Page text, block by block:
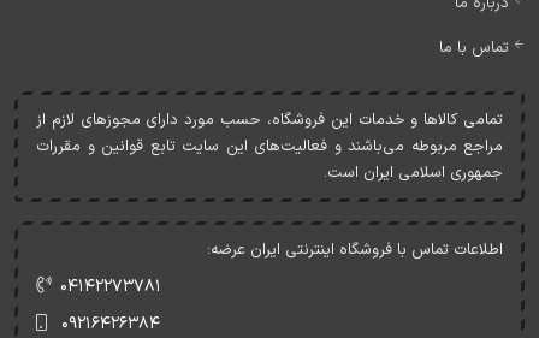
تماس با ما
تمامی کالاها و خدمات اين فروشگاه، حسب مورد دارای مجوزهای لازم از
مراجع مربوطه می‌باشند و فعاليت‌های اين سايت تابع قوانين و مقررات
جمهوری اسلامی ايران است.
اطلاعات تماس با فروشگاه اینترنتی ایران عرضه:
۰۴۱۴۲۲۷۳۷۸۱
۰۹۲۱۶۴۲۶۳۸۴